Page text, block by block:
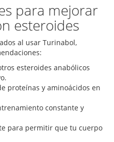
para mejorar
esteroides
al usar Turinabol,
esteroides anabólicos
proteínas y aminoácidos en
constante y
para permitir que tu cuerpo